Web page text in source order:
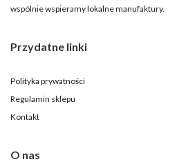
wspólnie wspieramy lokalne manufaktury.
Przydatne linki
Polityka prywatności
Regulamin sklepu
Kontakt
O nas